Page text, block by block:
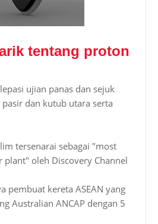
tentang proton
ujian panas dan sejuk
dan kutub utara serta
tersenarai sebagai "most
plant" oleh Discovery Channel
pembuat kereta ASEAN yang
Australian ANCAP dengan 5